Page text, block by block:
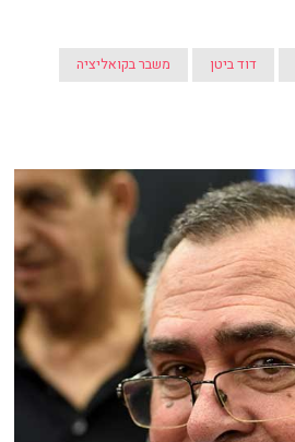
דוד ביטן
משבר בקואליציה